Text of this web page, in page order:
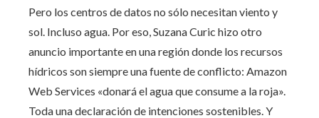
Pero los centros de datos no sólo necesitan viento y
sol. Incluso agua. Por eso, Suzana Curic hizo otro
anuncio importante en una región donde los recursos
hídricos son siempre una fuente de conflicto: Amazon
Web Services «donará el agua que consume a la roja».
Toda una declaración de intenciones sostenibles. Y